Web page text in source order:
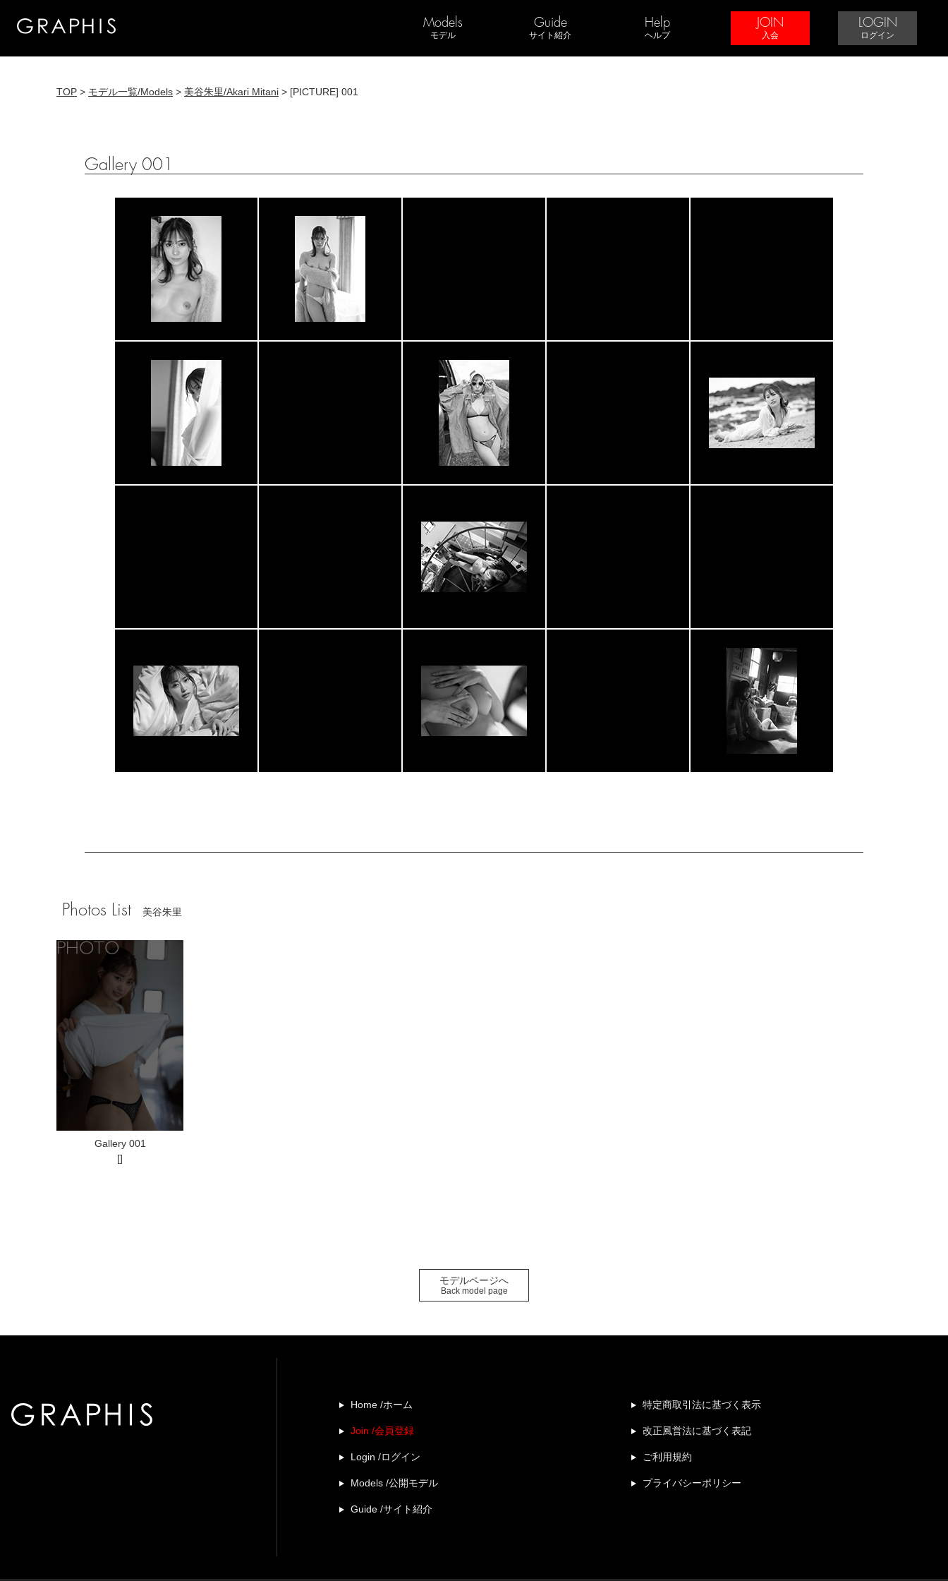
Models
モデル
Guide
サイト紹介
Help
ヘルプ
JOIN
入会
LOGIN
ログイン
TOP > モデル一覧/Models > 美谷朱里/Akari Mitani > [PICTURE] 001
Gallery 001
Photos List 美谷朱里
Gallery 001
[]
モデルページへ
Back model page
Home /ホーム
Join /会員登録
Login /ログイン
Models /公開モデル
Guide /サイト紹介
特定商取引法に基づく表示
改正風営法に基づく表記
ご利用規約
プライバシーポリシー